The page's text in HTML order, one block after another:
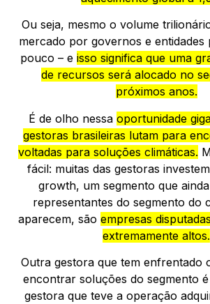
Ou seja, mesmo o volume
mercado por governos e entidades
pouco – e isso significa que uma
de recursos será alocado no
próximos anos.
É de olho nessa oportunidade
gestoras brasileiras lutam para
voltadas para soluções climáticas.
fácil: muitas das gestoras
growth, um segmento que
representantes do segmento do
aparecem, são empresas
extremamente altos.
Outra gestora que tem enfrentado
encontrar soluções do segmento
gestora que teve a operação